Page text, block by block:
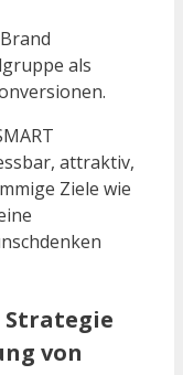
als
attraktiv,
Ziele wie
Strategie
von